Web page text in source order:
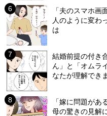
「夫のスマホ
人のように変わ
は
結婚前提の付き
ん」と「オムラ
なたが理解でき
「嫁に問題が
母の驚きの見解